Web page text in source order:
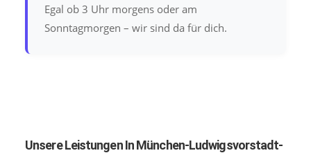
Egal ob 3 Uhr morgens oder am
Sonntagmorgen – wir sind da für dich.
Unsere Leistungen In München-Ludwigsvorstadt-